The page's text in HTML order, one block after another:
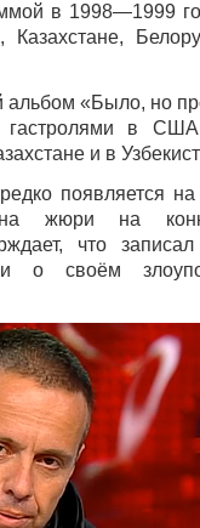
в 1998—1999
Казахстане,
альбом «Было, но
гастролями в
и в
появляется на
жюри на
что записал
о своём